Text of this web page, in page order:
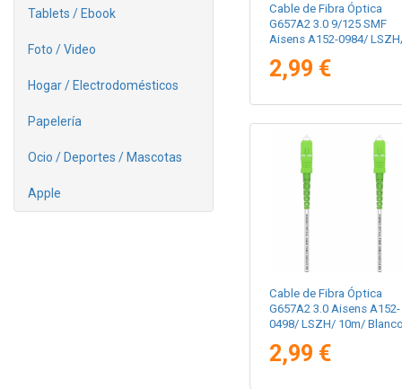
Tablets / Ebook
Foto / Video
Hogar / Electrodomésticos
Papelería
Ocio / Deportes / Mascotas
Apple
Cable de Fibra Óptica
G657A2 3.0 9/125 SMF
Aisens A152-0984/
2,99 €
Cable de Fibra Óptica
G657A2 3.0 Aisens A152-
0498/ LSZH/ 10m/
2,99 €